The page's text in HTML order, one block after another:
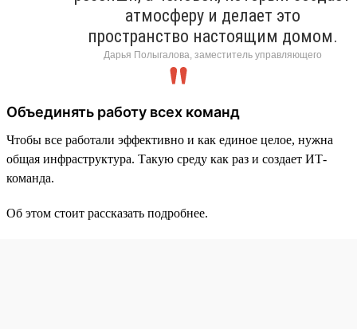
атмосферу и делает это
пространство настоящим домом.
Дарья Полыгалова, заместитель управляющего
Объединять работу всех команд
Чтобы все работали эффективно и как единое целое, нужна
общая инфраструктура. Такую среду как раз и создает ИТ-
команда.
Об этом стоит рассказать подробнее.